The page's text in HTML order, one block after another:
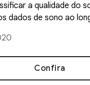
a qualidade do
dados de sono ao
Confira